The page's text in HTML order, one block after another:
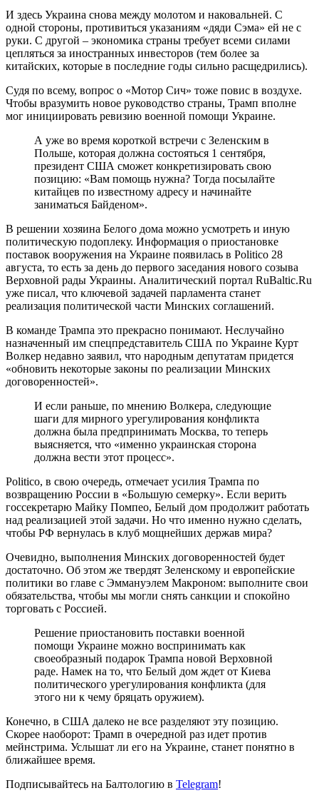
И здесь Украина снова между молотом и наковальней. С
одной стороны, противиться указаниям «дяди Сэма» ей не с
руки. С другой – экономика страны требует всеми силами
цепляться за иностранных инвесторов (тем более за
китайских, которые в последние годы сильно расщедрились).
Судя по всему, вопрос о «Мотор Сич» тоже повис в воздухе.
Чтобы вразумить новое руководство страны, Трамп вполне
мог инициировать ревизию военной помощи Украине.
А уже во время короткой встречи с Зеленским в
Польше, которая должна состояться 1 сентября,
президент США сможет конкретизировать свою
позицию: «Вам помощь нужна? Тогда посылайте
китайцев по известному адресу и начинайте
заниматься Байденом».
В решении хозяина Белого дома можно усмотреть и иную
политическую подоплеку. Информация о приостановке
поставок вооружения на Украине появилась в Politico 28
августа, то есть за день до первого заседания нового созыва
Верховной рады Украины. Аналитический портал RuBaltic.Ru
уже писал, что ключевой задачей парламента станет
реализация политической части Минских соглашений.
В команде Трампа это прекрасно понимают. Неслучайно
назначенный им спецпредставитель США по Украине Курт
Волкер недавно заявил, что народным депутатам придется
«обновить некоторые законы по реализации Минских
договоренностей».
И если раньше, по мнению Волкера, следующие
шаги для мирного урегулирования конфликта
должна была предпринимать Москва, то теперь
выясняется, что «именно украинская сторона
должна вести этот процесс».
Politico, в свою очередь, отмечает усилия Трампа по
возвращению России в «Большую семерку». Если верить
госсекретарю Майку Помпео, Белый дом продолжит работать
над реализацией этой задачи. Но что именно нужно сделать,
чтобы РФ вернулась в клуб мощнейших держав мира?
Очевидно, выполнения Минских договоренностей будет
достаточно. Об этом же твердят Зеленскому и европейские
политики во главе с Эммануэлем Макроном: выполните свои
обязательства, чтобы мы могли снять санкции и спокойно
торговать с Россией.
Решение приостановить поставки военной
помощи Украине можно воспринимать как
своеобразный подарок Трампа новой Верховной
раде. Намек на то, что Белый дом ждет от Киева
политического урегулирования конфликта (для
этого ни к чему бряцать оружием).
Конечно, в США далеко не все разделяют эту позицию.
Скорее наоборот: Трамп в очередной раз идет против
мейнстрима. Услышат ли его на Украине, станет понятно в
ближайшее время.
Подписывайтесь на Балтологию в Telegram!